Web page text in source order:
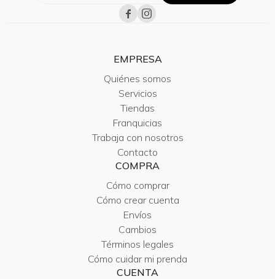
 
EMPRESA
Quiénes somos
Servicios
Tiendas
Franquicias
Trabaja con nosotros
Contacto
COMPRA
Cómo comprar
Cómo crear cuenta
Envíos
Cambios
Términos legales
Cómo cuidar mi prenda
CUENTA